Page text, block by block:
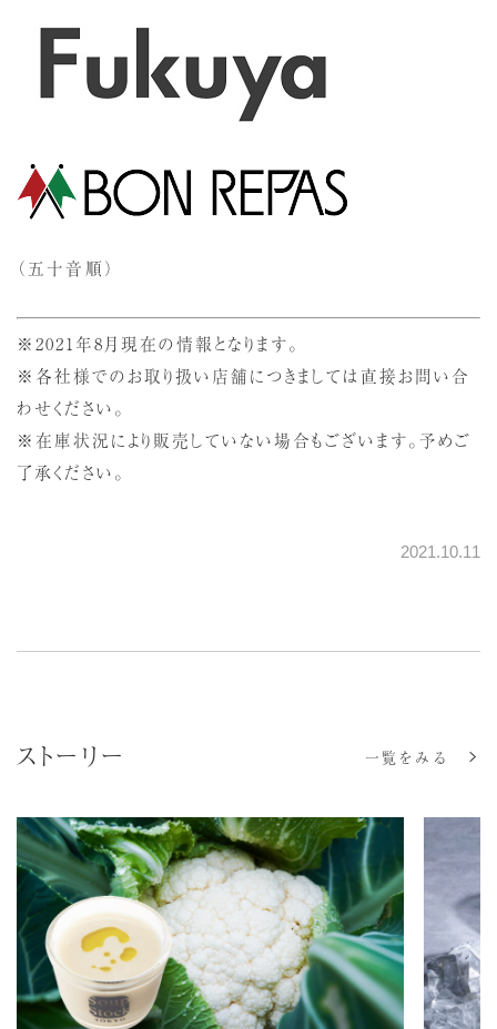
（五十音順）
※2021年8月現在の情報となります。
※各社様でのお取り扱い店舗につきましては直接お問い合
わせください。
※在庫状況により販売していない場合もございます。予めご
了承ください。
2021.10.11
ストーリー 一覧をみる